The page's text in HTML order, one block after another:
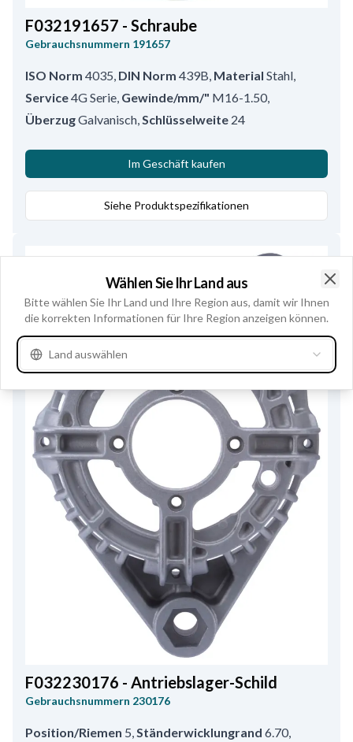
F032191657 - Schraube
Gebrauchsnummern 191657
ISO Norm 4035, DIN Norm 439B, Material Stahl,
Service4G Serie, Gewinde/mm/" M16-1.50,
ÜberzugGalvanisch,Schlüsselweite 24
Im Geschäft kaufen
Siehe Produktspezifikationen
F032230176 - Antriebslager-Schild
Gebrauchsnummern 230176
Position/Riemen 5,Ständerwicklungrand 6.70,
Wählen Sie Ihr Land aus
Bitte wählen Sie Ihr Land und Ihre Region aus, damit wir Ihnen
die korrekten Informationen für Ihre Region anzeigen können.
Land auswählen